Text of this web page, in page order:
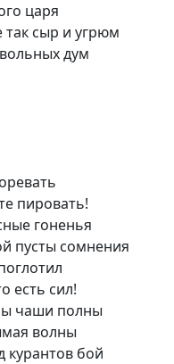
царя
так сыр и угрюм
дум
пировать!
гоненья
пусты сомнения
есть сил!
чаши полны
волны
курантов бой